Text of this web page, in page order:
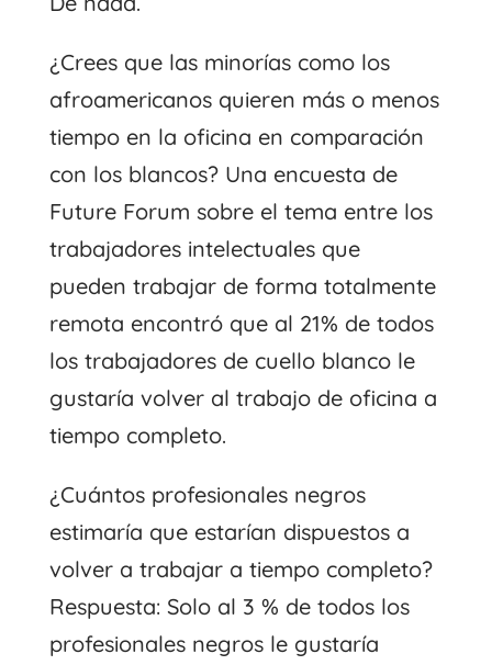
¿Crees que las minorías como los
afroamericanos quieren más o menos
tiempo en la oficina en comparación
con los blancos? Una encuesta de
Future Forum sobre el tema entre los
trabajadores intelectuales que
pueden trabajar de forma totalmente
remota encontró que al 21% de todos
los trabajadores de cuello blanco le
gustaría volver al trabajo de oficina a
tiempo completo.
¿Cuántos profesionales negros
estimaría que estarían dispuestos a
volver a trabajar a tiempo completo?
Respuesta: Solo al 3 % de todos los
profesionales negros le gustaría